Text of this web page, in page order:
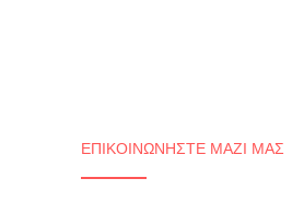
ΕΠΙΚΟΙΝΩΝΉΣΤΕ ΜΑΖΊ ΜΑΣ